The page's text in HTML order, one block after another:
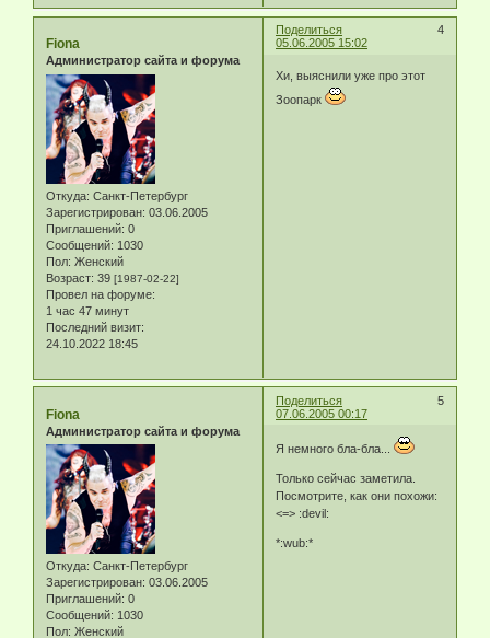
Поделиться
4
05.06.2005 15:02
Fiona
Администратор сайта и форума
Откуда: Санкт-Петербург
Зарегистрирован: 03.06.2005
Приглашений: 0
Сообщений: 1030
Пол: Женский
Возраст: 39 [1987-02-22]
Провел на форуме:
1 час 47 минут
Последний визит:
24.10.2022 18:45
Хи, выяснили уже про этот
Зоопарк
Поделиться
5
07.06.2005 00:17
Fiona
Администратор сайта и форума
Откуда: Санкт-Петербург
Зарегистрирован: 03.06.2005
Приглашений: 0
Сообщений: 1030
Пол: Женский
Я немного бла-бла...
Только сейчас заметила.
Посмотрите, как они похожи:
<=> :devil:
*:wub:*